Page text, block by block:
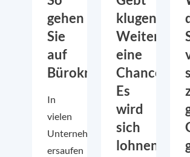
gehen
Sie
auf
Bürokratiemonsterjagd
In
vielen
Unternehmen
ersaufen
klugen
eine
Chance!
Es
wird
sich
lohnen